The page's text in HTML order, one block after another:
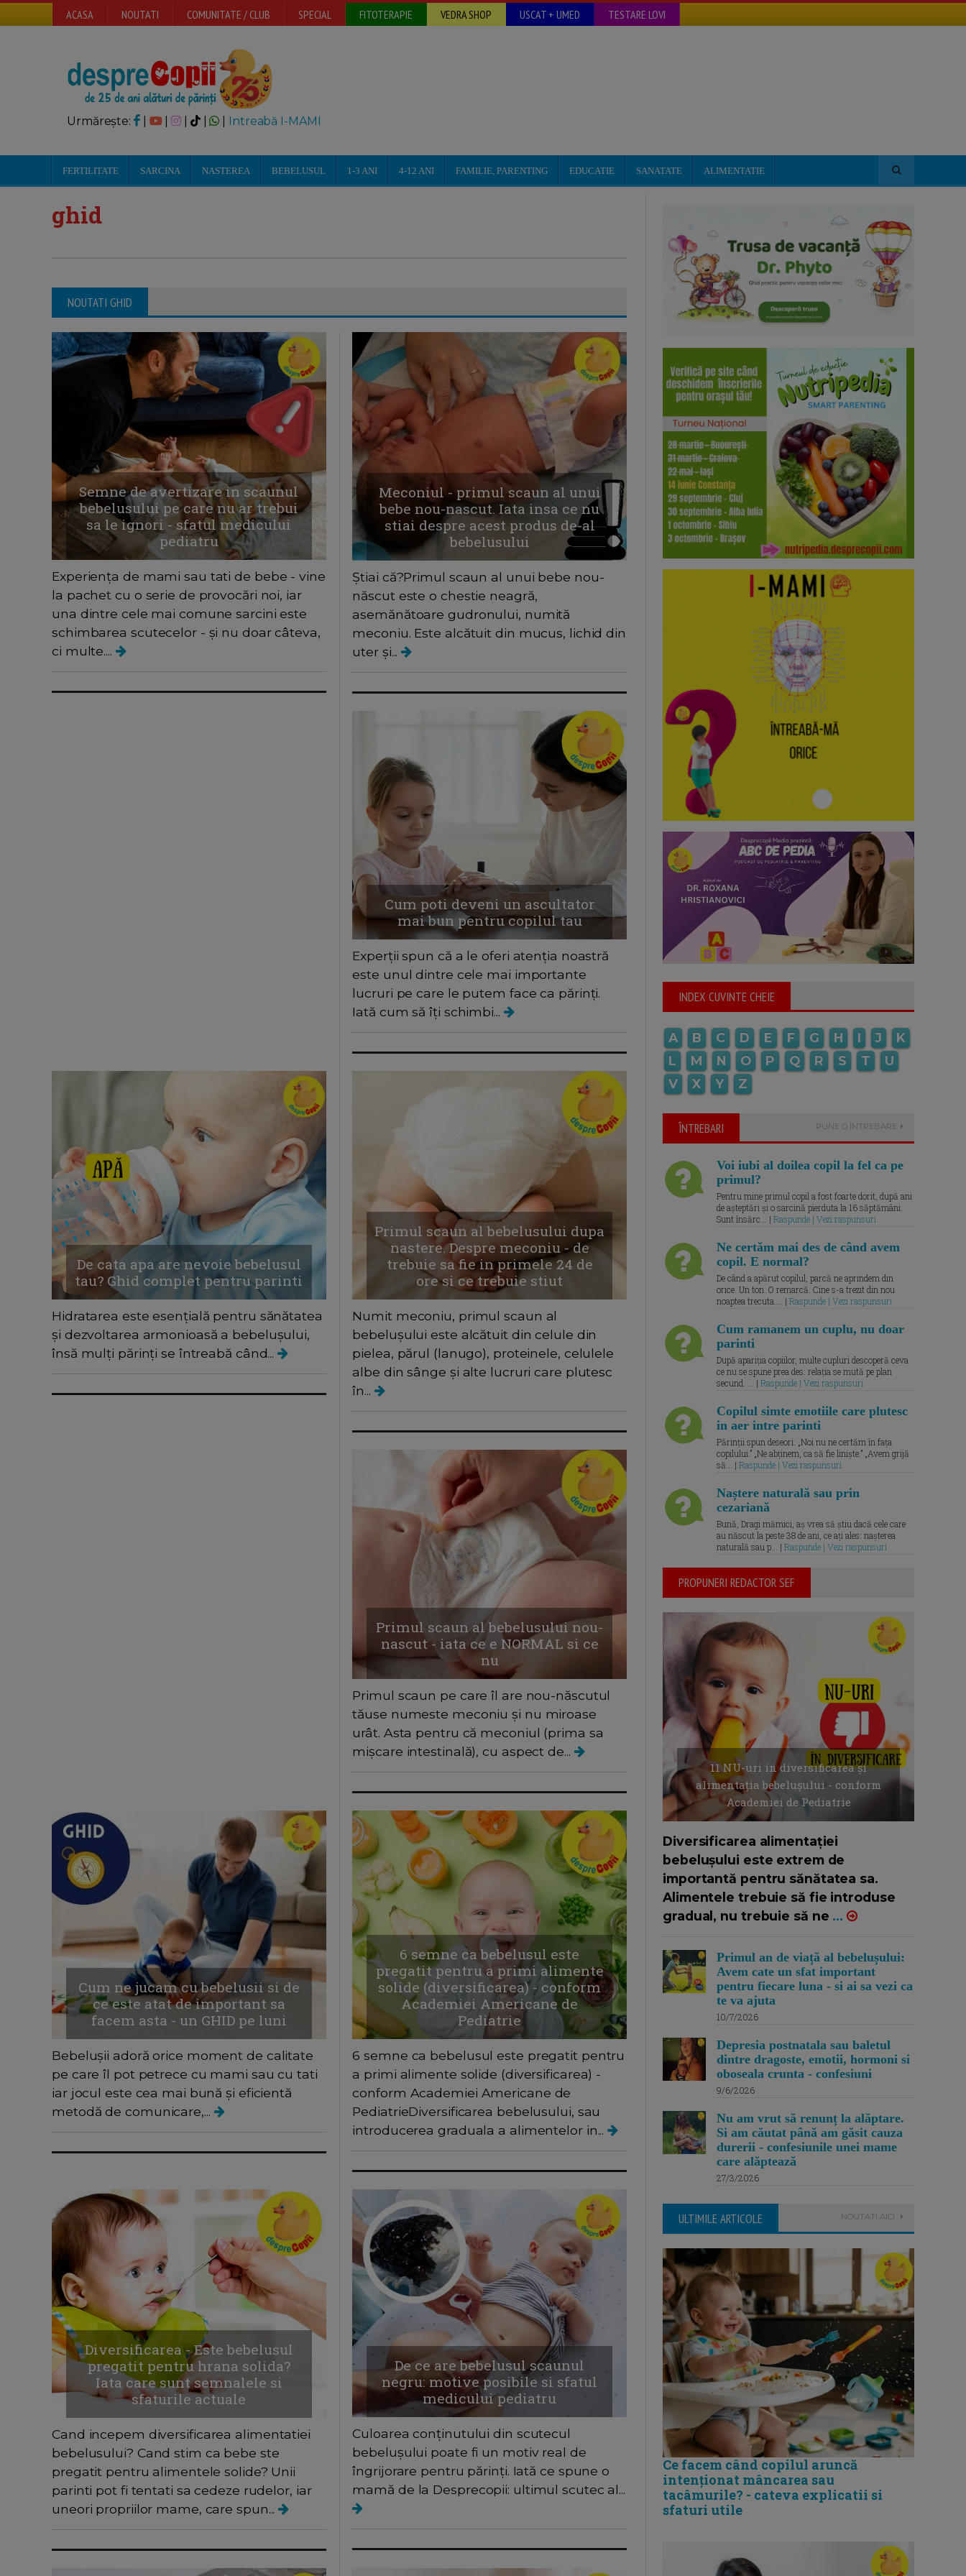
ACASA NOUTATI COMUNITATE / CLUB SPECIAL FITOTERAPIE VEDRA SHOP USCAT + UMED TESTARE LOVI
Urmărește: | | Intreabă I-MAMI
FERTILITATE SARCINA NASTEREA BEBELUSUL 1-3 ANI 4-12 ANI FAMILIE, PARENTING EDUCATIE SANATATE ALIMENTATIE
ghid
NOUTATI GHID
Semne de avertizare in scaunul
bebelusului pe care nu ar trebui
sa le ignori - sfatul medicului
pediatru
Experiența de mami sau tati de bebe - vine
la pachet cu o serie de provocări noi, iar
una dintre cele mai comune sarcini este
schimbarea scutecelor - și nu doar câteva,
ci multe....
Meconiul - primul scaun al unui
bebe nou-nascut. Iata insa ce nu
stiai despre acest produs de-al
bebelusului
Știai că?Primul scaun al unui bebe nou-
născut este o chestie neagră,
asemănătoare gudronului, numită
meconiu. Este alcătuit din mucus, lichid din
uter și...
Cum poti deveni un ascultator
mai bun pentru copilul tau
Experții spun că a le oferi atenția noastră
este unul dintre cele mai importante
lucruri pe care le putem face ca părinți.
Iată cum să îți schimbi...
De cata apa are nevoie bebelusul
tau? Ghid complet pentru parinti
Hidratarea este esențială pentru sănătatea
și dezvoltarea armonioasă a bebelușului,
însă mulți părinți se întreabă când...
Primul scaun al bebelusului dupa
nastere. Despre meconiu - de
trebuie sa fie in primele 24 de
ore si ce trebuie stiut
Numit meconiu, primul scaun al
bebelușului este alcătuit din celule din
pielea, părul (lanugo), proteinele, celulele
albe din sânge și alte lucruri care plutesc
în...
Primul scaun al bebelusului nou-
nascut - iata ce e NORMAL si ce
nu
Primul scaun pe care îl are nou-născutul
tăuse numeste meconiu și nu miroase
urât. Asta pentru că meconiul (prima sa
mișcare intestinală), cu aspect de...
Cum ne jucam cu bebelusii si de
ce este atat de important sa
facem asta - un GHID pe luni
Bebelușii adoră orice moment de calitate
pe care îl pot petrece cu mami sau cu tati
iar jocul este cea mai bună și eficientă
metodă de comunicare,...
6 semne ca bebelusul este
pregatit pentru a primi alimente
solide (diversificarea) - conform
Academiei Americane de
Pediatrie
6 semne ca bebelusul este pregatit pentru
a primi alimente solide (diversificarea) -
conform Academiei Americane de
PediatrieDiversificarea bebelusului, sau
introducerea graduala a alimentelor in...
Diversificarea - Este bebelusul
pregatit pentru hrana solida?
Iata care sunt semnalele si
sfaturile actuale
Cand incepem diversificarea alimentatiei
bebelusului? Cand stim ca bebe ste
pregatit pentru alimentele solide? Unii
parinti pot fi tentati sa cedeze rudelor, iar
uneori propriilor mame, care spun...
De ce are bebelusul scaunul
negru: motive posibile si sfatul
medicului pediatru
Culoarea conținutului din scutecul
bebelușului poate fi un motiv real de
îngrijorare pentru părinți. Iată ce spune o
mamă de la Desprecopii: ultimul scutec al...
INDEX CUVINTE CHEIE
A B C D E F G H I J
K
L
M N O P Q R S T
U
V
X Y Z
ÎNTREBARI PUNE O ÎNTREBARE
Voi iubi al doilea copil la fel ca pe
primul?
Pentru mine primul copil a fost foarte dorit, după ani
de așteptări și o sarcină pierduta la 16 săptămâni.
Sunt însărc... | Raspunde | Vezi raspunsuri
Ne certăm mai des de când avem
copil. E normal?
De când a apărut copilul, parcă ne aprindem din
orice. Un ton. O remarcă. Cine s-a trezit din nou
noaptea trecuta.... | Raspunde | Vezi raspunsuri
Cum ramanem un cuplu, nu doar
parinti
După apariția copiilor, multe cupluri descoperă ceva
ce nu se spune prea des: relația se mută pe plan
secund. ... | Raspunde | Vezi raspunsuri
Copilul simte emotiile care plutesc
in aer intre parinti
Părinții spun deseori: „Noi nu ne certăm în fața
copilului.” „Ne abținem, ca să fie liniște.” „Avem grijă
să... | Raspunde | Vezi raspunsuri
Naștere naturală sau prin
cezariană
Bună, Dragi mămici, aș vrea să știu dacă cele care
au născut la peste 38 de ani, ce ați ales: nașterea
naturală sau p... | Raspunde | Vezi raspunsuri
PROPUNERI REDACTOR SEF
11 NU-uri in diversificarea și
alimentația bebelușului - conform
Academiei de Pediatrie
Diversificarea alimentației
bebelușului este extrem de
importantă pentru sănătatea sa.
Alimentele trebuie să fie introduse
gradual, nu trebuie să ne ...
Primul an de viață al bebelușului:
Avem cate un sfat important
pentru fiecare luna - si ai sa vezi ca
te va ajuta
10/7/2026
Depresia postnatala sau baletul
dintre dragoste, emotii, hormoni si
oboseala crunta - confesiuni
9/6/2026
Nu am vrut să renunț la alăptare.
Si am căutat până am găsit cauza
durerii - confesiunile unei mame
care alăptează
27/3/2026
ULTIMILE ARTICOLE NOUTATI AICI
Ce facem când copilul aruncă
intenționat mâncarea sau
tacâmurile? - cateva explicatii si
sfaturi utile